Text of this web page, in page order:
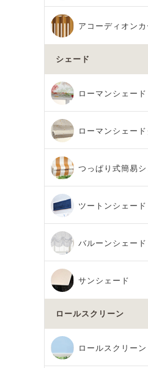
アコーディオンカ
シェード
ローマンシェード
ローマンシェー
つっぱり式簡易シ
ツートンシェード
バルーンシェード
サンシェード
ロールスクリーン
ロールスクリーン